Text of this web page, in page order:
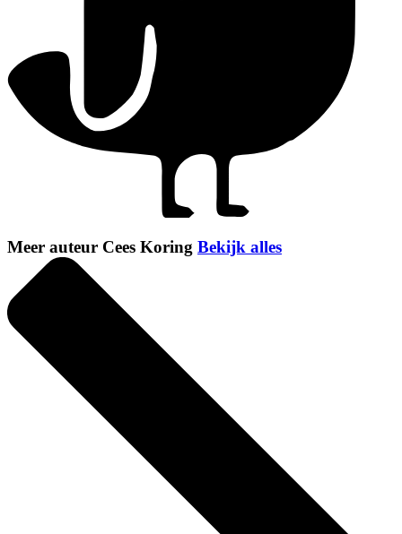
Meer auteur Cees Koring Bekijk alles